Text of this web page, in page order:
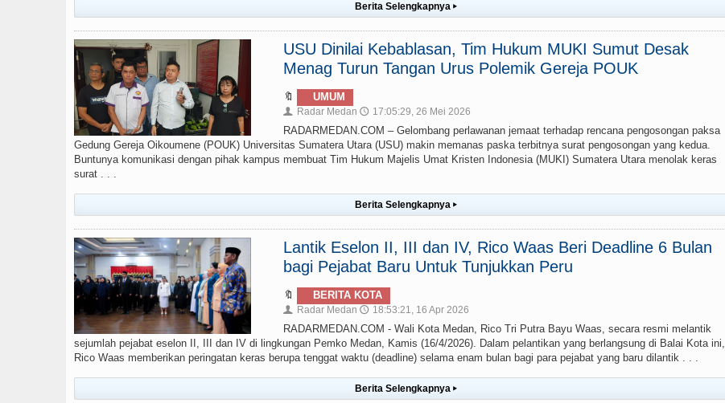
Berita Selengkapnya ▸
USU Dinilai Kebablasan, Tim Hukum MUKI Sumut Desak
Menag Turun Tangan Urus Polemik Gereja POUK
🔖 UMUM
👤 Radar Medan 🕔 17:05:29, 26 Mei 2026
RADARMEDAN.COM – Gelombang perlawanan jemaat terhadap rencana pengosongan paksa
Gedung Gereja Oikoumene (POUK) Universitas Sumatera Utara (USU) makin memanas paska terbitnya surat pengosongan yang kedua.
Buntunya komunikasi dengan pihak kampus membuat Tim Hukum Majelis Umat Kristen Indonesia (MUKI) Sumatera Utara menolak keras
surat . . .
Berita Selengkapnya ▸
Lantik Eselon II, III dan IV, Rico Waas Beri Deadline 6 Bulan
bagi Pejabat Baru Untuk Tunjukkan Peru
🔖 BERITA KOTA
👤 Radar Medan 🕔 18:53:21, 16 Apr 2026
RADARMEDAN.COM - Wali Kota Medan, Rico Tri Putra Bayu Waas, secara resmi melantik
sejumlah pejabat eselon II, III dan IV di lingkungan Pemko Medan, Kamis (16/4/2026). Dalam pelantikan yang berlangsung di Balai Kota ini,
Rico Waas memberikan peringatan keras berupa tenggat waktu (deadline) selama enam bulan bagi para pejabat yang baru dilantik . . .
Berita Selengkapnya ▸